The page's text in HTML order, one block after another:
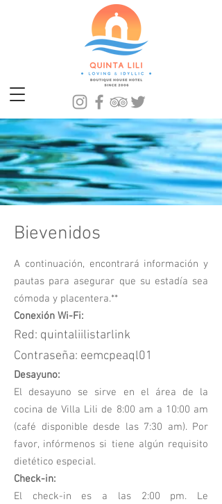
Bievenidos
A continuación, encontrará información y
pautas para asegurar que su estadía sea
cómoda y placentera.**
Conexión Wi-Fi:
Red: quintaliilistarlink
Contraseña: eemcpeaql01
Desayuno:
El desayuno se sirve en el área de la
cocina de Villa Lili de 8:00 am a 10:00 am
(café disponible desde las 7:30 am). Por
favor, infórmenos si tiene algún requisito
dietético especial.
Check-in:
El check-in es a las 2:00 pm. Le